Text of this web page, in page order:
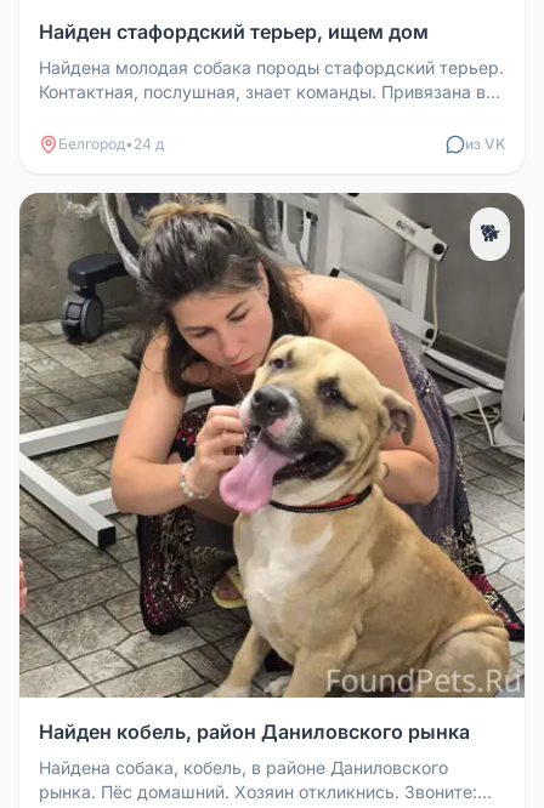
Найден стафордский терьер, ищем дом
Найдена молодая собака породы стафордский терьер.
Контактная, послушная, знает команды. Привязана в
Белгород• 24 д из VK
🐕
Найден кобель, район Даниловского рынка
Найдена собака, кобель, в районе Даниловского
рынка. Пёс домашний. Хозяин откликнись. Звоните: